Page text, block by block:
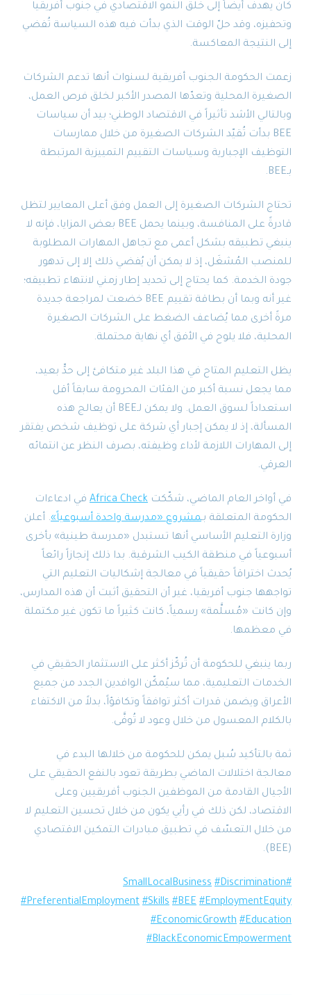
كان يهدف أيضاً إلى خلق النمو الاقتصادي في جنوب أفريقيا
وتحفيزه، وقد حلّ الوقت الذي بدأت فيه هذه السياسة تُفضي
إلى النتيجة المعاكسة.
زعمت الحكومة الجنوب أفريقية لسنوات أنها تدعم الشركات
الصغيرة المحلية وتعدّها المصدر الأكبر لخلق فرص العمل،
وبالتالي الأشد تأثيراً في الاقتصاد الوطني؛ بيد أن سياسات
BEE بدأت تُقيّد الشركات الصغيرة من خلال ممارسات
التوظيف الإجبارية وسياسات التقييم التمييزية المرتبطة
بـBEE.
تحتاج الشركات الصغيرة إلى العمل وفق أعلى المعايير لتظل
قادرةً على المنافسة، وبينما يحمل BEE بعض المزايا، فإنه لا
ينبغي تطبيقه بشكل أعمى مع تجاهل المهارات المطلوبة
للمنصب المُشغَل، إذ لا يمكن أن يُفضي ذلك إلا إلى تدهور
جودة الخدمة. كما يحتاج إلى تحديد إطار زمني لانتهاء تطبيقه؛
غير أنه وبما أن بطاقة تقييم BEE خضعت لمراجعة جديدة
مرةً أخرى مما يُضاعف الضغط على الشركات الصغيرة
المحلية، فلا يلوح في الأفق أي نهاية محتملة.
يظل التعليم المتاح في هذا البلد غير متكافئ إلى حدٍّ بعيد،
مما يجعل نسبة أكبر من الفئات المحرومة سابقاً أقل
استعداداً لسوق العمل. ولا يمكن لـBEE أن يعالج هذه
المسألة، إذ لا يمكن إجبار أي شركة على توظيف شخص يفتقر
إلى المهارات اللازمة لأداء وظيفته، بصرف النظر عن انتمائه
العرقي.
في أواخر العام الماضي، شكّكت Africa Check في ادعاءات
الحكومة المتعلقة بـمشروع «مدرسة واحدة أسبوعياً». أعلن
وزارة التعليم الأساسي أنها تستبدل «مدرسة طينية» بأخرى
أسبوعياً في منطقة الكيب الشرقية. بدا ذلك إنجازاً رائعاً
يُحدث اختراقاً حقيقياً في معالجة إشكاليات التعليم التي
تواجهها جنوب أفريقيا، غير أن التحقيق أثبت أن هذه المدارس،
وإن كانت «مُسلَّمة» رسمياً، كانت كثيراً ما تكون غير مكتملة
في معظمها.
ربما ينبغي للحكومة أن تُركّز أكثر على الاستثمار الحقيقي في
الخدمات التعليمية، مما سيُمكّن الوافدين الجدد من جميع
الأعراق ويضمن قدرات أكثر توافقاً وتكافؤاً، بدلاً من الاكتفاء
بالكلام المعسول من خلال وعود لا تُوفَّى.
ثمة بالتأكيد سُبل يمكن للحكومة من خلالها البدء في
معالجة اختلالات الماضي بطريقة تعود بالنفع الحقيقي على
الأجيال القادمة من الموظفين الجنوب أفريقيين وعلى
الاقتصاد، لكن ذلك في رأيي يكون من خلال تحسين التعليم لا
من خلال التعسّف في تطبيق مبادرات التمكين الاقتصادي
(BEE).
#SmallLocalBusiness
#Discrimination
#PreferentialEmployment #Skills #BEE #EmploymentEquity
#EconomicGrowth #Education
#BlackEconomicEmpowerment